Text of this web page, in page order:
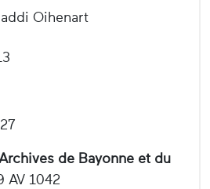
Oihenart
de Bayonne et du
AV 1042